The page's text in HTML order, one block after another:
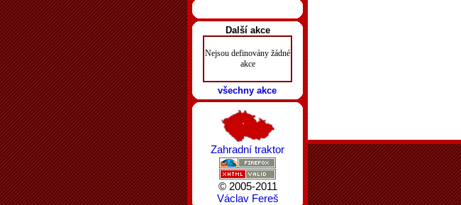
Další akce
Nejsou definovány žádné
akce
všechny akce
Zahradní traktor
© 2005-2011
Václav Fereš